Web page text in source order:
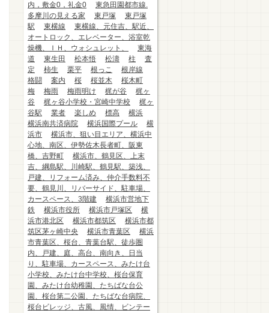
内，敷金0，礼金0
東急田園都市線.
多摩川の見える家
東戸塚
東戸塚
駅
東横線
東横線、元住吉、駅近、
オートロック、エレベーター、浴室乾
燥機、ＩＨ、ウォシュレット、
東海
道
東生田 松本悟 松濤 柱
査
定
柿生 栗平 根っこ
根岸線
格闘
案内 桜 桜並木
桜木町
梅
梅雨 梅雨明け 梶が谷
梶ヶ
谷
梶ヶ谷小学校・宮崎中学校
梶ヶ
谷駅
業者 楽しめ 標高
横浜
横浜南共済病院
横浜国際プール
横
浜市
横浜市、狙い目エリア、横浜中
心地、南区、伊勢佐木長者町、阪東
橋、吉野町
横浜市、鶴見区、上末
吉、綱島駅、川崎駅、鶴見駅、築浅、
戸建、リフォーム済み、仲介手数料不
要、鶴見川、リバーサイド、駐車場、
カースペース、3階建
横浜市営地下
鉄
横浜市役所 横浜市戸塚区
横
浜市港北区
横浜市都筑区
横浜市都
筑区茅ヶ崎中央
横浜市青葉区
横浜
市青葉区、桜台、青葉台駅、徒歩圏
内、戸建、庭、高台、南向き、日当
り、駐車場、カースペース、みたけ台
小学校、みたけ台中学校、桜台保育
園、みたけ台幼稚園、たちばな台公
園、桜台第二公園、たちばな台病院、
桜台ビレッジ、古風、風情、ビンテー